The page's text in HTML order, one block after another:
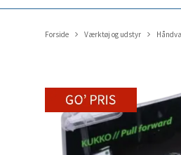
Forside Værktøj og udstyr